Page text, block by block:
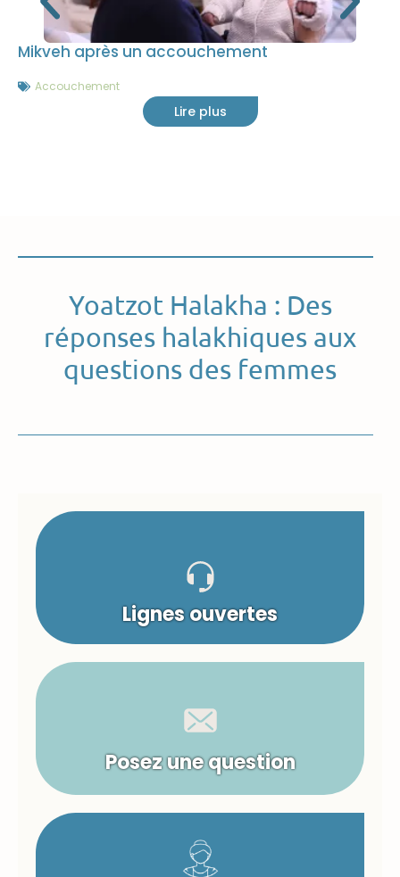
Mikveh après un accouchement
Accouchement
Lire plus
Yoatzot Halakha : Des
réponses halakhiques aux
questions des femmes
Lignes ouvertes
Posez une question